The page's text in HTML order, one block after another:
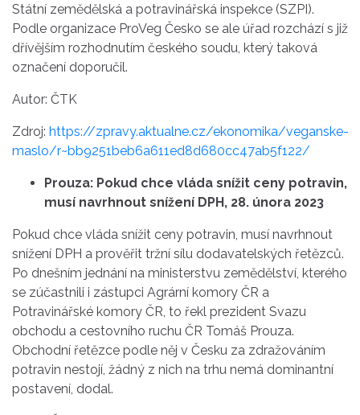
Státní zemědělská a potravinářská inspekce (SZPI).
Podle organizace ProVeg Česko se ale úřad rozchází s již
dřívějším rozhodnutím českého soudu, který taková
označení doporučil.
Autor: ČTK
Zdroj: https://zpravy.aktualne.cz/ekonomika/veganske-
maslo/r~bb9251beb6a611ed8d680cc47ab5f122/
Prouza: Pokud chce vláda snížit ceny potravin,
musí navrhnout snížení DPH, 28. února 2023
Pokud chce vláda snížit ceny potravin, musí navrhnout
snížení DPH a prověřit tržní sílu dodavatelských řetězců.
Po dnešním jednání na ministerstvu zemědělství, kterého
se zúčastnili i zástupci Agrární komory ČR a
Potravinářské komory ČR, to řekl prezident Svazu
obchodu a cestovního ruchu ČR Tomáš Prouza.
Obchodní řetězce podle něj v Česku za zdražováním
potravin nestojí, žádný z nich na trhu nemá dominantní
postavení, dodal.